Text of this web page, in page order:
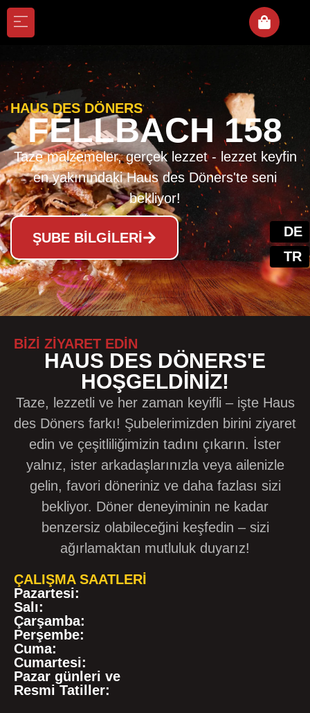
HAUS DES DÖNERS
FELLBACH 158
Taze malzemeler, gerçek lezzet - lezzet keyfin
en yakınındaki Haus des Döners'te seni
bekliyor!
ŞUBE BILGILERI
BIZI ZIYARET EDIN
HAUS DES DÖNERS'E
HOŞGELDINIZ!
Taze, lezzetli ve her zaman keyifli – işte Haus
des Döners farkı! Şubelerimizden birini ziyaret
edin ve çeşitliliğimizin tadını çıkarın. İster
yalnız, ister arkadaşlarınızla veya ailenizle
gelin, favori döneriniz ve daha fazlası sizi
bekliyor. Döner deneyiminin ne kadar
benzersiz olabileceğini keşfedin – sizi
ağırlamaktan mutluluk duyarız!
ÇALIŞMA SAATLERI
Pazartesi:
Salı:
Çarşamba:
Perşembe:
Cuma:
Cumartesi:
Pazar günleri ve
Resmi Tatiller: